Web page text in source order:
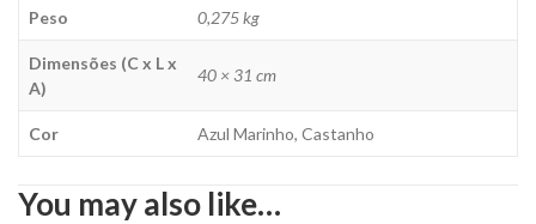
Peso
0,275 kg
Dimensões (C x L x
A)
40 × 31 cm
Cor Azul Marinho, Castanho
You may also like…